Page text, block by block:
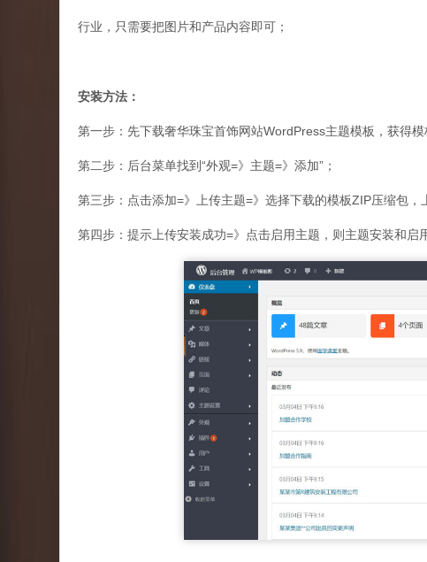
行业，只需要把图片和产品内容即可；
安装方法：
第一步：先下载奢华珠宝首饰网站WordPress主题模板，获得模
第二步：后台菜单找到“外观=》主题=》添加”；
第三步：点击添加=》上传主题=》选择下载的模板ZIP压缩包
第四步：提示上传安装成功=》点击启用主题，则主题安装和启